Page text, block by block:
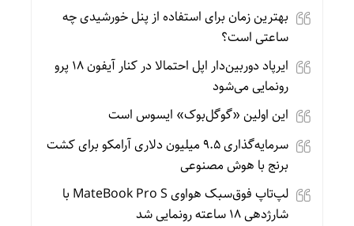
بهترین زمان برای استفاده از پنل خورشیدی چه
ساعتی است؟
ایرپاد دوربین‌دار اپل احتمالا در کنار آیفون ۱۸ پرو
رونمایی می‌شود
این اولین «گوگل‌بوک» ایسوس است
سرمایه‌گذاری ۹.۵ میلیون دلاری آرامکو برای کشت
برنج با هوش مصنوعی
لپ‌تاپ فوق‌سبک هواوی MateBook Pro S با
شارژدهی ۱۸ ساعته رونمایی شد